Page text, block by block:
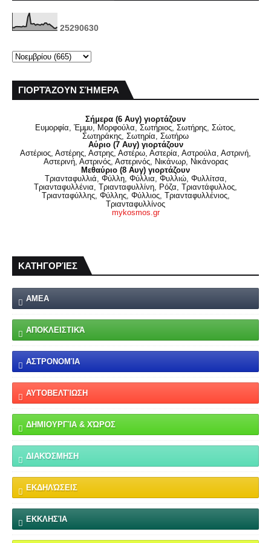
25290630
ΓΙΟΡΤΆΖΟΥΝ ΣΉΜΕΡΑ
Σήμερα (6 Αυγ) γιορτάζουν
Ευμορφία, Έμμυ, Μορφούλα, Σωτήριος, Σωτήρης, Σώτος,
Σωτηράκης, Σωτηρία, Σωτήρω
Αύριο (7 Αυγ) γιορτάζουν
Αστέριος, Αστέρης, Αστρης, Αστέρω, Αστερία, Αστρούλα, Αστρινή,
Αστερινή, Αστρινός, Αστερινός, Νικάνωρ, Νικάνορας
Μεθαύριο (8 Αυγ) γιορτάζουν
Τριανταφυλλιά, Φύλλη, Φύλλια, Φυλλιώ, Φυλλίτσα,
Τριανταφυλλένια, Τριανταφυλλίνη, Ρόζα, Τριαντάφυλλος,
Τριανταφύλλης, Φύλλης, Φύλλιος, Τριανταφυλλένιος,
Τριανταφυλλίνος
mykosmos.gr
ΚΑΤΗΓΟΡΊΕΣ
ΑΜΕΑ
ΑΠΟΚΛΕΙΣΤΙΚΆ
ΑΣΤΡΟΝΟΜΊΑ
ΑΥΤΟΒΕΛΤΊΩΣΗ
ΔΗΜΙΟΥΡΓΊΑ & ΧΏΡΟΣ
ΔΙΑΚΌΣΜΗΣΗ
ΕΚΔΗΛΏΣΕΙΣ
ΕΚΚΛΗΣΊΑ